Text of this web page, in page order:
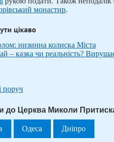
монастир.
цікаво
низинна колиска Міста
– казка чи реальність?
поруч
до Церква Миколи
Одеса Дніпро